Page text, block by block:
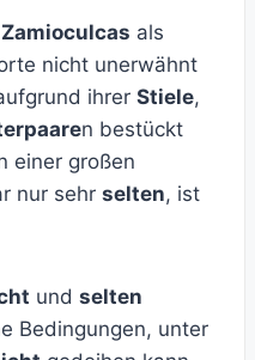
Zamioculcas als
nicht unerwähnt
ihrer Stiele,
n bestückt
einer großen
nur sehr selten, ist
und selten
Bedingungen, unter